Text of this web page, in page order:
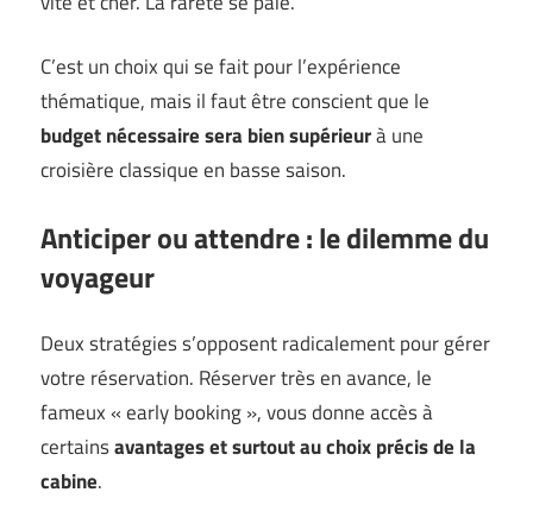
C’est un choix qui se fait pour l’expérience
thématique, mais il faut être conscient que le
budget nécessaire sera bien supérieurà une
croisière classique en basse saison.
Anticiper ou attendre : le dilemme du
voyageur
Deux stratégies s’opposent radicalement pour gérer
votre réservation. Réserver très en avance, le
fameux « early booking », vous donne accès à
certainsavantages et surtout au choix précis de la
cabine.